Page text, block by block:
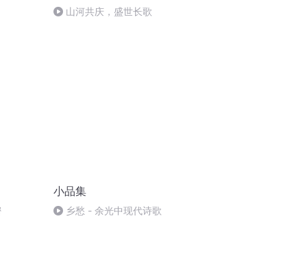
山河共庆，盛世长歌
小品集
乡愁 - 余光中现代诗歌